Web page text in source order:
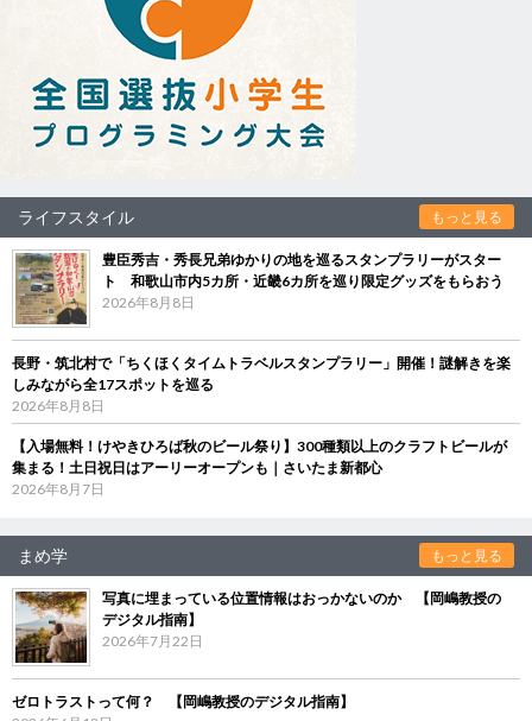
ライフスタイル もっと見る
豊臣秀吉・秀長兄弟ゆかりの地を巡るスタンプラリーがスター
ト 和歌山市内5カ所・近畿6カ所を巡り限定グッズをもらおう
2026年8月8日
長野・筑北村で「ちくほくタイムトラベルスタンプラリー」開催！謎解きを楽
しみながら全17スポットを巡る
2026年8月8日
【入場無料！けやきひろば秋のビール祭り】300種類以上のクラフトビールが
集まる！土日祝日はアーリーオープンも｜さいたま新都心
2026年8月7日
まめ学 もっと見る
写真に埋まっている位置情報はおっかないのか 【岡嶋教授の
デジタル指南】
2026年7月22日
ゼロトラストって何？ 【岡嶋教授のデジタル指南】